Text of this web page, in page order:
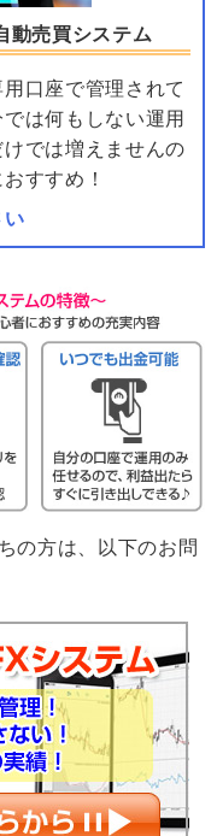
動売買システム
口座で管理されて
は何もしない運用
では増えませんの
すすめ！
い
の方は、以下のお問